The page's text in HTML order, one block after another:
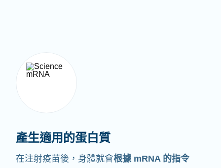
產生適用的蛋白質
在注射疫苗後，身體就會根據 mRNA 的指令